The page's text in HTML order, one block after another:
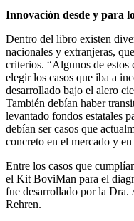
Innovación desde y para
Dentro del libro existen
nacionales y extranjeras,
criterios. “Algunos de estos
elegir los casos que iba a
desarrollado bajo el alero
También debían haber
levantado fondos estatales
debían ser casos que
concreto en el mercado y
Entre los casos que
el Kit BoviMan para el
fue desarrollado por la
Rehren.